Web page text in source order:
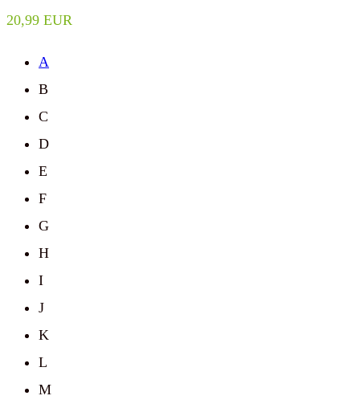
20,99 EUR
A
B
C
D
E
F
G
H
I
J
K
L
M